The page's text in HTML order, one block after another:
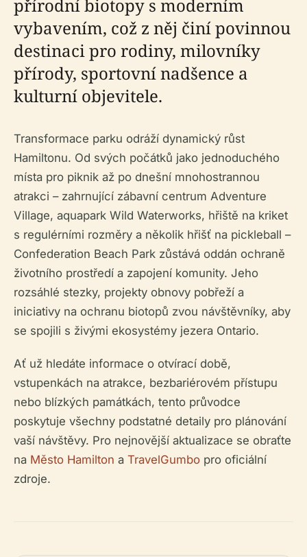
přírodní biotopy s moderním
vybavením, což z něj činí povinnou
destinaci pro rodiny, milovníky
přírody, sportovní nadšence a
kulturní objevitele.
Transformace parku odráží dynamický růst
Hamiltonu. Od svých počátků jako jednoduchého
místa pro piknik až po dnešní mnohostrannou
atrakci – zahrnující zábavní centrum Adventure
Village, aquapark Wild Waterworks, hřiště na kriket
s regulérními rozměry a několik hřišť na pickleball –
Confederation Beach Park zůstává oddán ochraně
životního prostředí a zapojení komunity. Jeho
rozsáhlé stezky, projekty obnovy pobřeží a
iniciativy na ochranu biotopů zvou návštěvníky, aby
se spojili s živými ekosystémy jezera Ontario.
Ať už hledáte informace o otvírací době,
vstupenkách na atrakce, bezbariérovém přístupu
nebo blízkých památkách, tento průvodce
poskytuje všechny podstatné detaily pro plánování
vaší návštěvy. Pro nejnovější aktualizace se obraťte
na Město Hamilton a TravelGumbo pro oficiální
zdroje.